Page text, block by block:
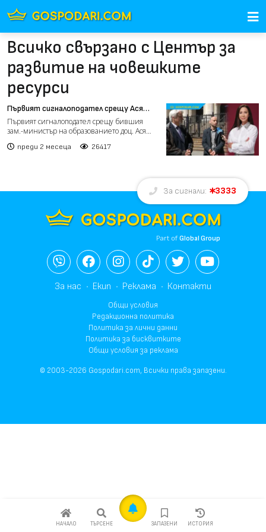
Всичко свързано с Център за
развитие на човешките
ресурси
Първият сигналоподател срещу Ася
Панджерова ексклузивно пред
"Господарите": Съкратиха ме заради
Първият сигналоподател срещу бившия
зам.-министър на образованието доц. Ася
преди 2 месеца 26417
НАЧАЛО ТЪРСЕНЕ ЗАПАЗЕНИ ИСТОРИЯ
За сигнали: 3333
Part ofGlobal Group
За нас Екип Реклама Контакти
Общи условия
Редакционна политика
Политика за лични данни
Политика за бисквитките
Общи условия за реклама
© 2003-2026 Gospodari.com, Всички права запазени.